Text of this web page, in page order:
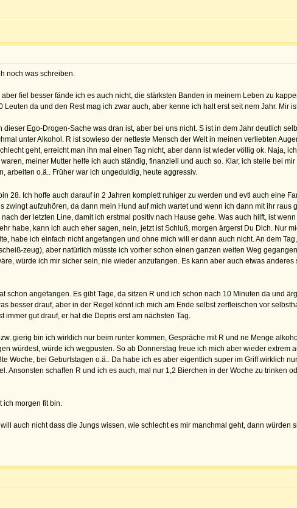
noch was schreiben.
fiel besser fände ich es auch nicht, die stärksten Banden in meinem Leben zu
da und den Rest mag ich zwar auch, aber kenne ich halt erst seit nem Jahr. Mir
Ego-Drogen-Sache was dran ist, aber bei uns nicht. S ist in dem Jahr deutlich
unter Alkohol. R ist sowieso der netteste Mensch der Welt in meinen verliebten
geht, erreicht man ihn mal einen Tag nicht, aber dann ist wieder völlig ok. Naja,
meiner Mutter helfe ich auch ständig, finanziell und auch so. Klar, ich stelle bei
arbeiten o.ä.. Früher war ich ungeduldig, heute aggressiv.
28. Ich hoffe auch darauf in 2 Jahren komplett ruhiger zu werden und evtl auch eine
aufzuhören, da dann mein Hund auf mich wartet und wenn ich dann mit ihr raus
der letzten Line, damit ich erstmal positiv nach Hause gehe. Was auch hilft, ist
habe, kann ich auch eher sagen, nein, jetzt ist Schluß, morgen ärgerst Du Dich. Nur
habe ich einfach nicht angefangen und ohne mich will er dann auch nicht. An dem
zeug), aber natürlich müsste ich vorher schon einen ganzen weiten Weg
würde ich mir sicher sein, nie wieder anzufangen. Es kann aber auch etwas
schon angefangen. Es gibt Tage, da sitzen R und ich schon nach 10 Minuten da und
besser drauf, aber in der Regel könnt ich mich am Ende selbst zerfleischen vor
gut drauf, er hat die Depris erst am nächsten Tag.
gierig bin ich wirklich nur beim runter kommen, Gespräche mit R und ne Menge
würdest, würde ich wegpusten. So ab Donnerstag freue ich mich aber wieder extrem
Woche, bei Geburtstagen o.ä.. Da habe ich es aber eigentlich super im Griff wirklich
Ansonsten schaffen R und ich es auch, mal nur 1,2 Bierchen in der Woche zu trinken
ich morgen fit bin.
auch nicht dass die Jungs wissen, wie schlecht es mir manchmal geht, dann